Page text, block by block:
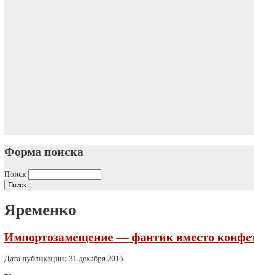
Форма поиска
Поиск
Яременко
Импортозамещение — фантик вместо
Дата публикации: 31 декабря 2015